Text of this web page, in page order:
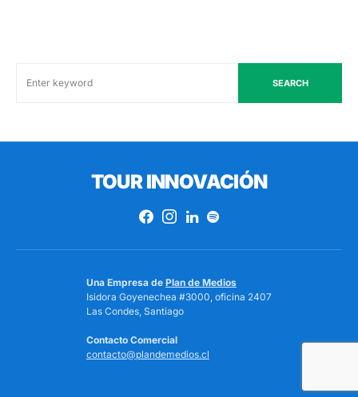
SEARCH
TOUR INNOVACIÓN
Una Empresa de Plan de Medios
Isidora Goyenechea #3000, oficina 2407
Las Condes, Santiago
Contacto Comercial
contacto@plandemedios.cl